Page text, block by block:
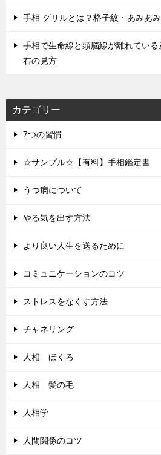
手相 グリルとは？格子紋・あみあ
手相で生命線と頭脳線が離れてい
右の見方
カテゴリー
7つの習慣
☆サンプル☆【有料】手相鑑定書
うつ病について
やる気を出す方法
より良い人生を送るために
コミュニケーションのコツ
ストレスをなくす方法
チャネリング
人相 ほくろ
人相 髪の毛
人相学
人間関係のコツ